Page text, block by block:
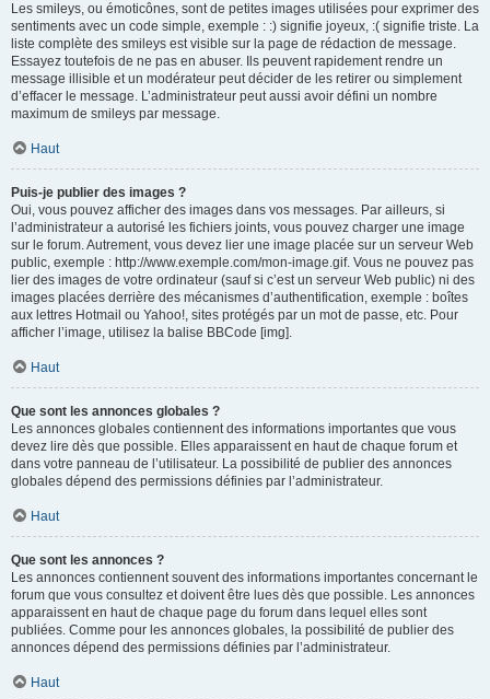
Les smileys, ou émoticônes, sont de petites images utilisées pour exprimer des
sentiments avec un code simple, exemple : :) signifie joyeux, :( signifie triste. La
liste complète des smileys est visible sur la page de rédaction de message.
Essayez toutefois de ne pas en abuser. Ils peuvent rapidement rendre un
message illisible et un modérateur peut décider de les retirer ou simplement
d’effacer le message. L’administrateur peut aussi avoir défini un nombre
maximum de smileys par message.
Haut
Puis-je publier des images ?
Oui, vous pouvez afficher des images dans vos messages. Par ailleurs, si
l’administrateur a autorisé les fichiers joints, vous pouvez charger une image
sur le forum. Autrement, vous devez lier une image placée sur un serveur Web
public, exemple : http://www.exemple.com/mon-image.gif. Vous ne pouvez pas
lier des images de votre ordinateur (sauf si c’est un serveur Web public) ni des
images placées derrière des mécanismes d’authentification, exemple : boîtes
aux lettres Hotmail ou Yahoo!, sites protégés par un mot de passe, etc. Pour
afficher l’image, utilisez la balise BBCode [img].
Haut
Que sont les annonces globales ?
Les annonces globales contiennent des informations importantes que vous
devez lire dès que possible. Elles apparaissent en haut de chaque forum et
dans votre panneau de l’utilisateur. La possibilité de publier des annonces
globales dépend des permissions définies par l’administrateur.
Haut
Que sont les annonces ?
Les annonces contiennent souvent des informations importantes concernant le
forum que vous consultez et doivent être lues dès que possible. Les annonces
apparaissent en haut de chaque page du forum dans lequel elles sont
publiées. Comme pour les annonces globales, la possibilité de publier des
annonces dépend des permissions définies par l’administrateur.
Haut